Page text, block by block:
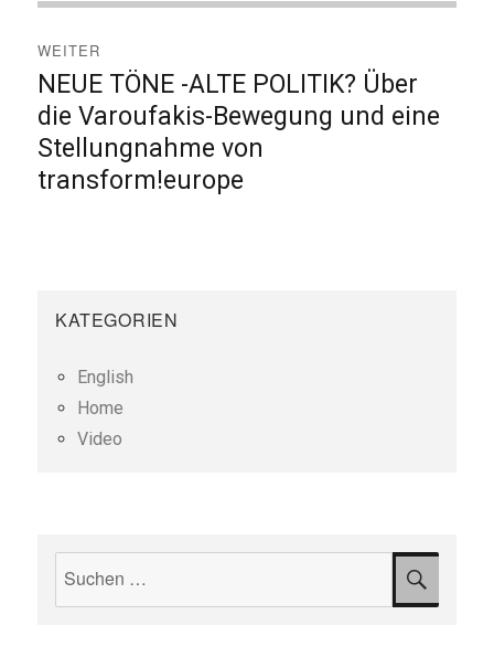
WEITER
Nächster
Beitrag:
NEUE TÖNE -ALTE POLITIK? Über
die Varoufakis-Bewegung und eine
Stellungnahme von
transform!europe
KATEGORIEN
English
Home
Video